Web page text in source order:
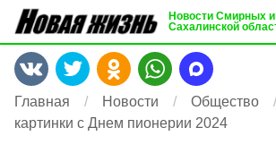
Новости Смирных и
Сахалинской
Главная Новости Общество
картинки с Днем пионерии 2024